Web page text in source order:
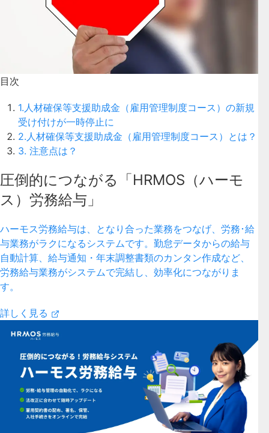
目次
1.人材確保等支援助成金（雇用管理制度コース）の新規
受け付けが一時停止に
2.人材確保等支援助成金（雇用管理制度コース）とは？
3. 注意点は？
圧倒的につながる「HRMOS（ハーモ
ス）労務給与」
ハーモス労務給与は、となり合った業務をつなげ、労務･給
与業務がラクになるシステムです。勤怠データからの給与
自動計算、給与通知・年末調整書類のカンタン作成など、
労務給与業務がシステムで完結し、効率化につながりま
す。
詳しく見る